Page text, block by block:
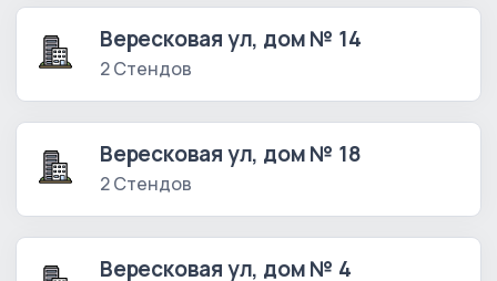
Вересковая ул, дом № 14
2 Стендов
Вересковая ул, дом № 18
2 Стендов
Вересковая ул, дом № 4